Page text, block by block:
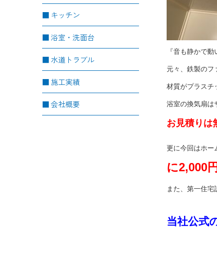
キッチン
浴室・洗面台
水道トラブル
施工実績
会社概要
『音も静かで
元々、鉄製のフ
材質がプラスチ
浴室の換気扇は
お見積りは
更に今回はホー
に2,000
また、第一住宅
当社公式